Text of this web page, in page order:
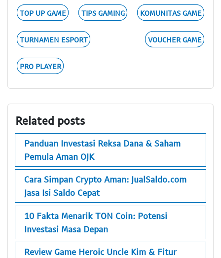
TOP UP GAME TIPS GAMING KOMUNITAS GAME
TURNAMEN ESPORT VOUCHER GAME
PRO PLAYER
Related posts
Panduan Investasi Reksa Dana & Saham
Pemula Aman OJK
Cara Simpan Crypto Aman: JualSaldo.com
Jasa Isi Saldo Cepat
10 Fakta Menarik TON Coin: Potensi
Investasi Masa Depan
Review Game Heroic Uncle Kim & Fitur